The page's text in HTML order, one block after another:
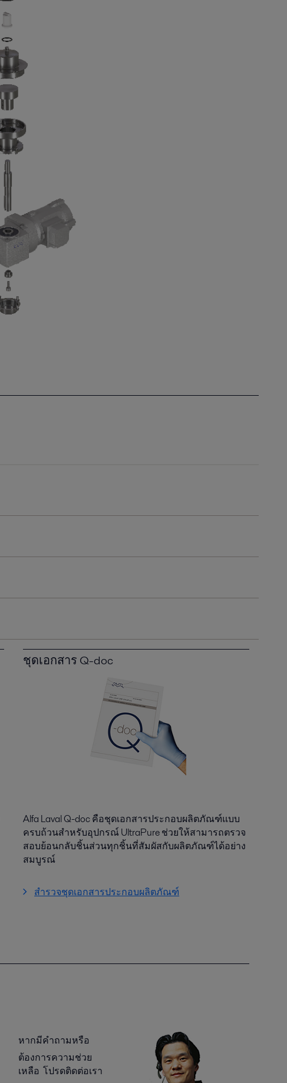
ชุดเอกสาร Q-doc
Alfa Laval Q-doc คือชุดเอกสารประกอบผลิตภัณฑ์แบบ
ครบถ้วนสำหรับอุปกรณ์ UltraPure ช่วยให้สามารถตรวจ
สอบย้อนกลับชิ้นส่วนทุกชิ้นที่สัมผัสกับผลิตภัณฑ์ได้อย่าง
สมบูรณ์
สำรวจชุดเอกสารประกอบผลิตภัณฑ์
หากมีคำถามหรือ
ต้องการความช่วย
เหลือ โปรดติดต่อเรา